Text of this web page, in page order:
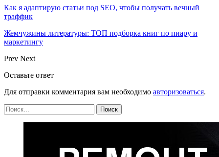
Как я адаптирую статьи под SEO, чтобы получать вечный
траффик
Жемчужины литературы: ТОП подборка книг по пиару и
маркетингу
Prev Next
Оставьте ответ
Для отправки комментария вам необходимо авторизоваться.